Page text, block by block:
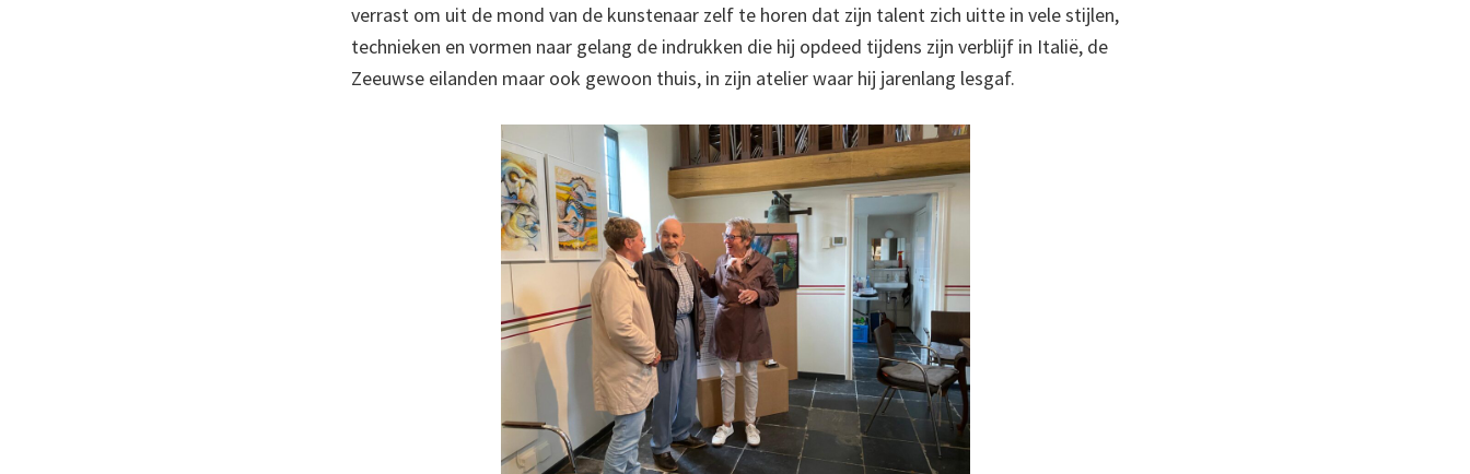
verrast om uit de mond van de kunstenaar zelf te horen dat zijn talent zich uitte in vele stijlen,
technieken en vormen naar gelang de indrukken die hij opdeed tijdens zijn verblijf in Italië, de
Zeeuwse eilanden maar ook gewoon thuis, in zijn atelier waar hij jarenlang lesgaf.